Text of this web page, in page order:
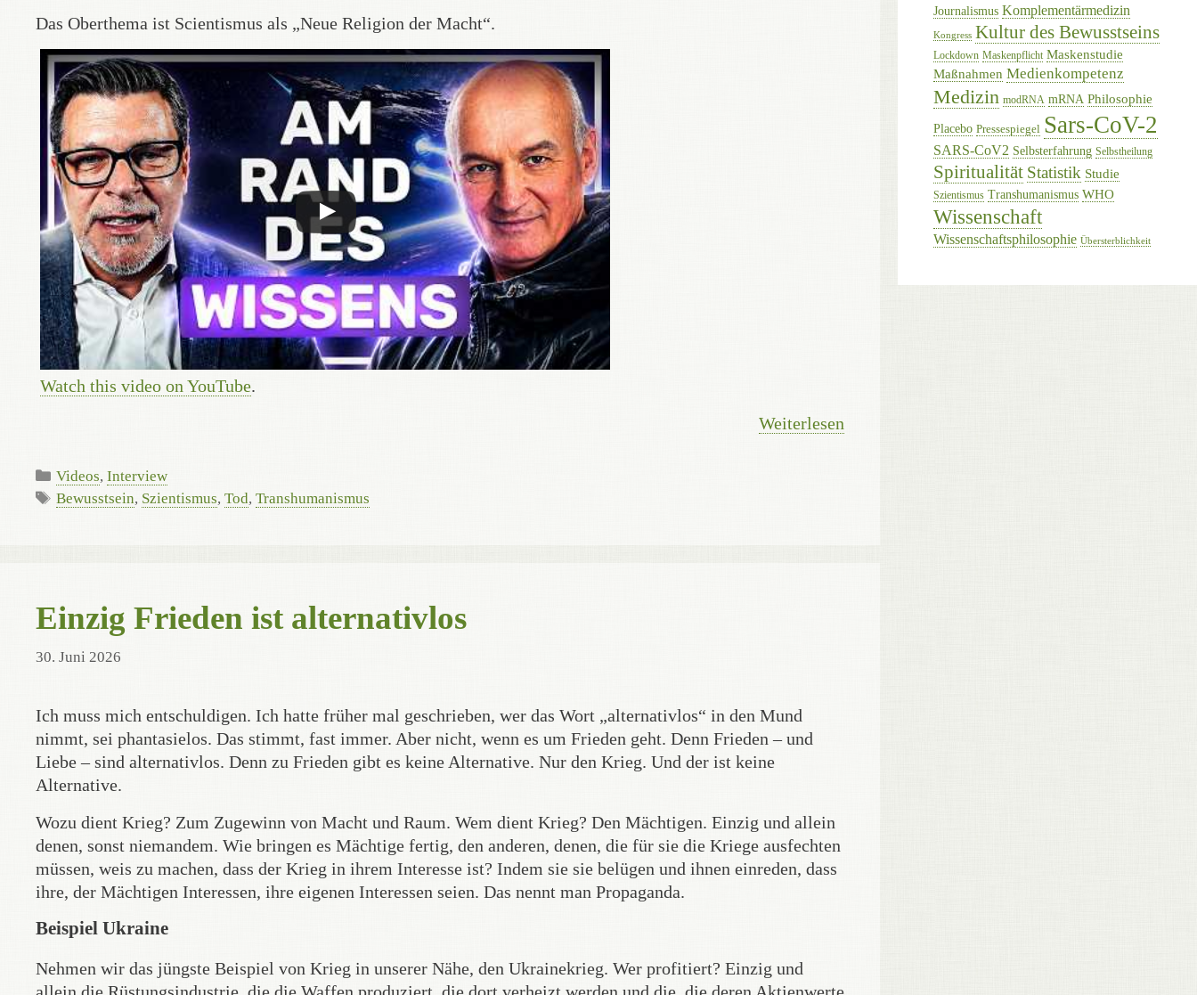
Das Oberthema ist Scientismus als „Neue Religion der Macht“.
Watch this video on YouTube.
Weiterlesen
Kategorien
Videos,Interview
Schlagwörter
Bewusstsein, Szientismus,Tod,Transhumanismus
Einzig Frieden ist alternativlos
30. Juni 2026
Ich muss mich entschuldigen. Ich hatte früher mal geschrieben, wer das Wort „alternativlos“ in den Mund
nimmt, sei phantasielos. Das stimmt, fast immer. Aber nicht, wenn es um Frieden geht. Denn Frieden – und
Liebe – sind alternativlos. Denn zu Frieden gibt es keine Alternative. Nur den Krieg. Und der ist keine
Alternative.
Wozu dient Krieg? Zum Zugewinn von Macht und Raum. Wem dient Krieg? Den Mächtigen. Einzig und allein
denen, sonst niemandem. Wie bringen es Mächtige fertig, den anderen, denen, die für sie die Kriege ausfechten
müssen, weis zu machen, dass der Krieg in ihrem Interesse ist? Indem sie sie belügen und ihnen einreden, dass
ihre, der Mächtigen Interessen, ihre eigenen Interessen seien. Das nennt man Propaganda.
Beispiel Ukraine
Nehmen wir das jüngste Beispiel von Krieg in unserer Nähe, den Ukrainekrieg. Wer profitiert? Einzig und
Journalismus Komplementärmedizin
Kongress Kultur des Bewusstseins
Lockdown Maskenpflicht Maskenstudie
Maßnahmen Medienkompetenz
Medizin modRNA mRNA Philosophie
Placebo Pressespiegel Sars-CoV-2
SARS-CoV2 Selbsterfahrung Selbstheilung
Spiritualität Statistik Studie
Szientismus Transhumanismus WHO
Wissenschaft
Wissenschaftsphilosophie Übersterblichkeit